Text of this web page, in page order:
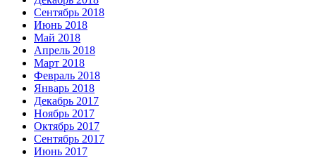
Сентябрь 2018
Июнь 2018
Май 2018
Апрель 2018
Март 2018
Февраль 2018
Январь 2018
Декабрь 2017
Ноябрь 2017
Октябрь 2017
Сентябрь 2017
Июнь 2017